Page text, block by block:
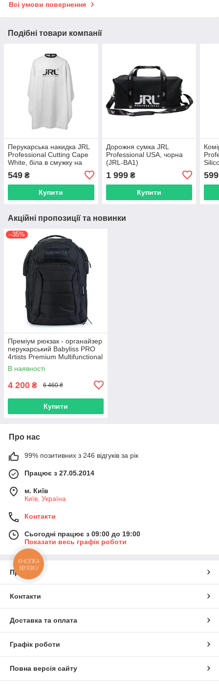
Всі умови повернення
Подібні товари компанії
Перукарська накидка JRL
Professional Cutting Cape
White, біла в смужку на
549 ₴
Купити
Дорожня сумка JRL
Professional USA, чорна
(JRL-BA1)
1 999₴
Купити
599
Акційні пропозиції та новинки
–35%
Преміум рюкзак - органайзер
перукарський Babyliss PRO
4rtists Premium Multifunctional
Grooming-To-Go Bag, чорний
(BBARB1PKCE)
В наявності
4 200 ₴ 6 460 ₴
Купити
Про нас
99% позитивних з 246 відгуків за рік
Працює з 27.05.2014
м. Київ
Київ, Україна
Контакти
Сьогодні працює з 09:00 до 19:00
Показати весь графік роботи
Про нас
Контакти
Доставка та оплата
Графік роботи
Повна версія сайту
КНОПКА
ЗВ'ЯЗКУ